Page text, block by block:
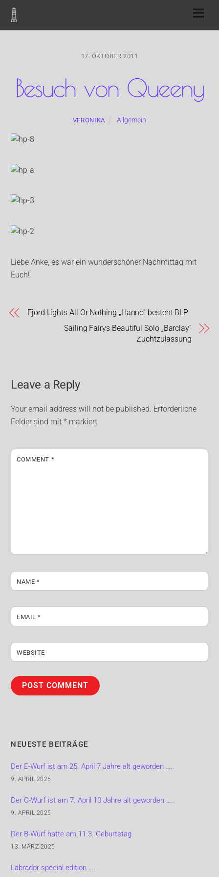
Skip
content
17. OKTOBER 2011
Besuch von Queeny
VERONIKA Allgemein
Liebe Anke, es war ein wunderschöner Nachmittag mit
Euch!
Fjord Lights All Or Nothing „Hanno“ besteht BLP
Sailing Fairys Beautiful Solo „Barclay“
Zuchtzulassung
Leave a Reply
Your email address will not be published. Erforderliche
Felder sind mit* markiert
COMMENT *
NAME *
EMAIL*
WEBSITE
NEUESTE BEITRÄGE
Der E-Wurf ist am 25. April 7 Jahre alt geworden …..
9. APRIL 2025
Der C-Wurf ist am 7. April 10 Jahre alt geworden …..
9. APRIL 2025
Der B-Wurf hatte am 11.3. Geburtstag
13. MÄRZ 2025
Labrador special edition ….